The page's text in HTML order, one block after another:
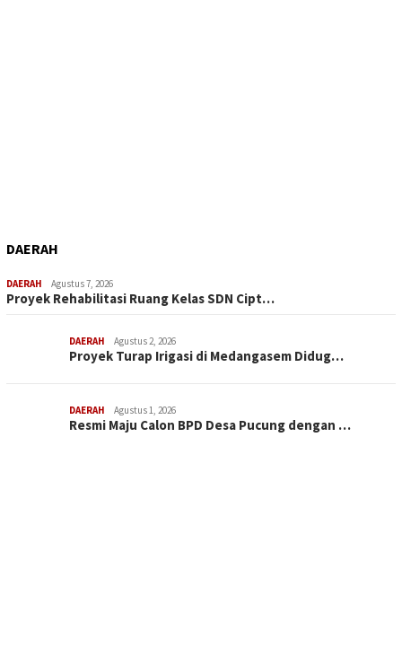
DAERAH
DAERAH Agustus 7, 2026
Proyek Rehabilitasi Ruang Kelas SDN Cipt…
DAERAH Agustus 2, 2026
Proyek Turap Irigasi di Medangasem Didug…
DAERAH Agustus 1, 2026
Resmi Maju Calon BPD Desa Pucung dengan …